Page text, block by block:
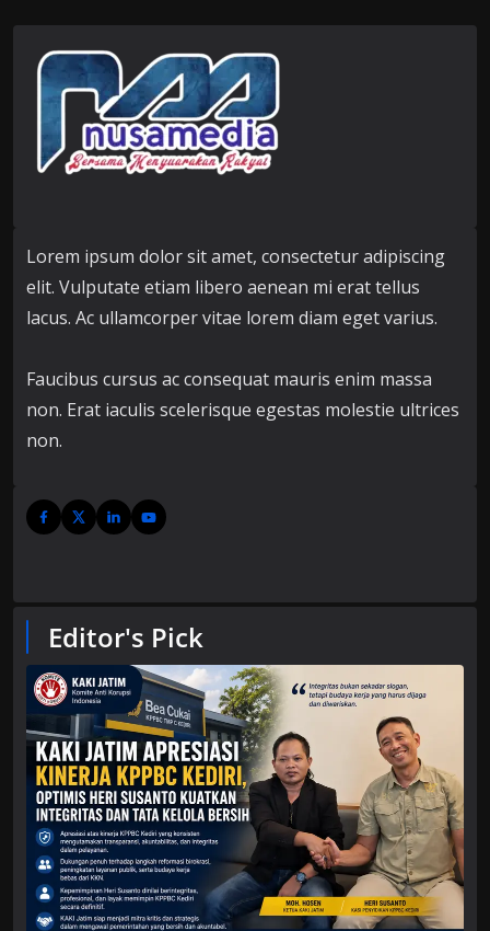
Lorem ipsum dolor sit amet, consectetur adipiscing
elit. Vulputate etiam libero aenean mi erat tellus
lacus. Ac ullamcorper vitae lorem diam eget varius.
Faucibus cursus ac consequat mauris enim massa
non. Erat iaculis scelerisque egestas molestie ultrices
non.
Editor's Pick